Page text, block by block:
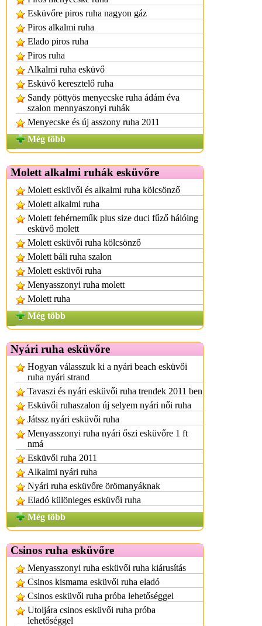
Esküvőre piros ruha nagyon gáz
Piros alkalmi ruha
Elado piros ruha
Piros ruha
Alkalmi ruha esküvő
Esküvő keresztelő ruha
Sandy pöttyös menyecske ruha ádám éva
szalon mennyaszonyi ruhák
Menyecske és új asszony ruha 2011
Még több
Molett alkalmi ruhák esküvőre
Molett esküvői és alkalmi ruha kölcsönző
Molett alkalmi ruha
Molett fehérneműk plus size duci fűző hálóing
esküvő molett
Molett esküvői ruha kölcsönző
Molett báli ruha szalon
Molett esküvői ruha
Menyasszonyi ruha molett
Molett ruha
Még több
Nyári ruha esküvőre
Hogyan válasszuk ki a nyári beach esküvői
ruha nyári strand
Tavaszi és nyári esküvői ruha trendek 2011 ben
Esküvői ruhaszalon új selyem nyári női ruha
Játssz nyári esküvői ruha
Menyasszonyi ruha nyári őszi esküvőre 1 ft
nmá
Esküvői ruha 2011
Alkalmi nyári ruha
Nyári ruha esküvőre örömanyáknak
Eladó különleges esküvői ruha
Még több
Csinos ruha esküvőre
Menyasszonyi ruha esküvői ruha kiárusítás
Csinos kismama esküvői ruha eladó
Csinos esküvői ruha próba lehetőséggel
Utoljára csinos esküvői ruha próba
lehetőséggel